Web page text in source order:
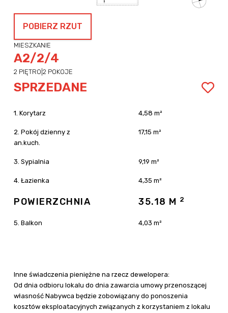
POBIERZ RZUT
MIESZKANIE
A2/2/4
2 PIĘTRO 2 POKOJE
SPRZEDANE
1. Korytarz 4,58 m²
2. Pokój dzienny z
an.kuch.
17,15 m²
3. Sypialnia 9,19 m²
4. Łazienka 4,35 m²
POWIERZCHNIA 35.18 M 2
5. Balkon 4,03 m²
Inne świadczenia pieniężne na rzecz dewelopera:
Od dnia odbioru lokalu do dnia zawarcia umowy przenoszącej
własność Nabywca będzie zobowiązany do ponoszenia
kosztów eksploatacyjnych związanych z korzystaniem z lokalu